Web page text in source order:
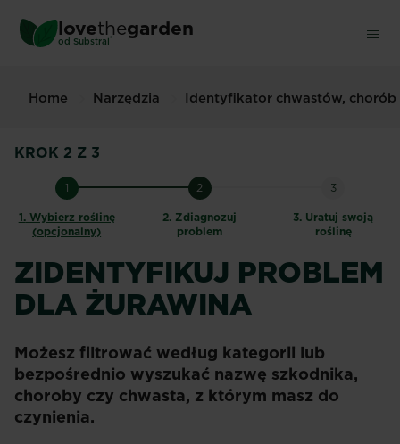
main
lovethegarden
od Substral ®
Home Narzędzia Identyfikator chwastów,
KROK 2 Z 3
1
1. Wybierz roślinę
(opcjonalny)
2
2. Zdiagnozuj
problem
3
3. Uratuj swoją
roślinę
ZIDENTYFIKUJ PROBLEM
DLA ŻURAWINA
Możesz filtrować według kategorii lub
bezpośrednio wyszukać nazwę szkodnika,
choroby czy chwasta, z którym masz do
czynienia.